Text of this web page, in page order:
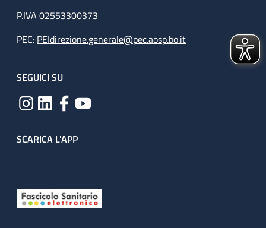
P.IVA 02553300373
PEC: PEIdirezione.generale@pec.aosp.bo.it
SEGUICI SU
SCARICA L'APP